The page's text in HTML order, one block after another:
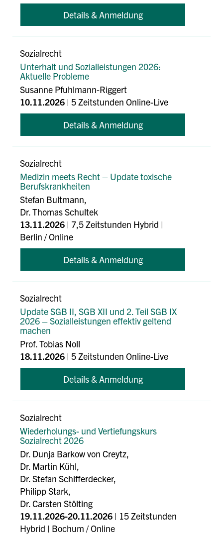
Details & Anmeldung
Sozialrecht
Unterhalt und Sozialleistungen 2026:
Aktuelle Probleme
Susanne Pfuhlmann-Riggert
10.11.2026 | 5 Zeitstunden Online-Live
Details & Anmeldung
Sozialrecht
Medizin meets Recht – Update toxische
Berufskrankheiten
Stefan Bultmann,
Dr. Thomas Schultek
13.11.2026 | 7,5 Zeitstunden Hybrid |
Berlin / Online
Details & Anmeldung
Sozialrecht
Update SGB II, SGB XII und 2. Teil SGB IX
2026 – Sozialleistungen effektiv geltend
machen
Prof. Tobias Noll
18.11.2026 | 5 Zeitstunden Online-Live
Details & Anmeldung
Sozialrecht
Wiederholungs- und Vertiefungskurs
Sozialrecht 2026
Dr. Dunja Barkow von Creytz,
Dr. Martin Kühl,
Dr. Stefan Schifferdecker,
Philipp Stark,
Dr. Carsten Stölting
19.11.2026-20.11.2026 | 15 Zeitstunden
Hybrid | Bochum / Online